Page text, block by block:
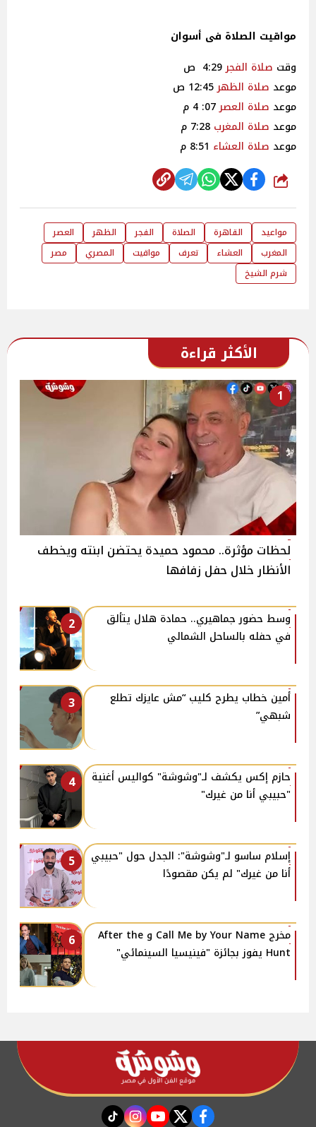
مواقيت الصلاة فى أسوان
وقت صلاة الفجر4:29 ص
موعد صلاة الظهر12:45 ص
موعد صلاة العصر07: 4 م
موعد صلاة المغرب
موعد صلاة العشاء
شارك
مواعيد القاهرة الصلاة الفجر الظهر
العصر
المغرب
العشاء تعرف مواقيت المصري
مصر
شرم الشيخ
الأكثر قراءة
1
لحظات مؤثرة.. محمود حميدة يحتضن ابنته ويخطف
الأنظار خلال حفل زفافها
2
وسط حضور جماهيري.. حمادة هلال يتألق
في حفله بالساحل الشمالي
3
أمين خطاب يطرح كليب “مش عايزك تطلع
شبهي”
4
حازم إكس يكشف لـ"وشوشة" كواليس أغنية
"حبيبي أنا من غيرك"
5
إسلام ساسو لـ"وشوشة": الجدل حول "حبيبي
أنا من غيرك" لم يكن مقصودًا
6
مخرج Call Me by Your Name و After the
Hunt يفوز بجائزة "فينيسيا السينمائي"
facebook
twitter
youtube
instagram
tiktok